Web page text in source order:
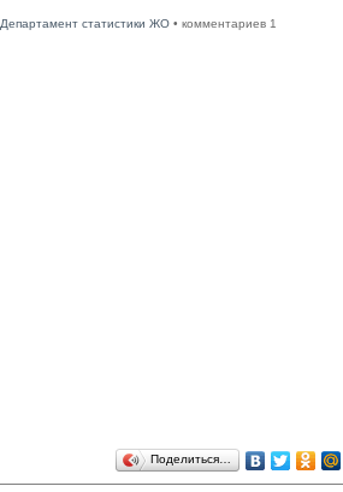
Департамент статистики ЖО • комментариев 1
Поделиться…